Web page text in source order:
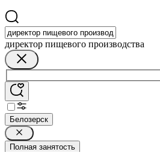
директор пищевого производства
Белозерск
Полная занятость